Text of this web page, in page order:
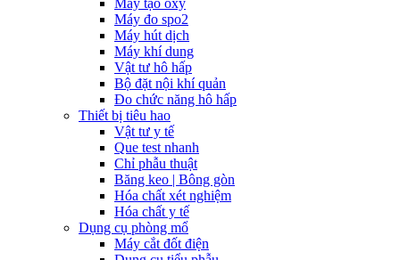
Máy tạo oxy
Máy đo spo2
Máy hút dịch
Máy khí dung
Vật tư hô hấp
Bộ đặt nội khí quản
Đo chức năng hô hấp
Thiết bị tiêu hao
Vật tư y tế
Que test nhanh
Chỉ phẫu thuật
Băng keo | Bông gòn
Hóa chất xét nghiệm
Hóa chất y tế
Dụng cụ phòng mổ
Máy cắt đốt điện